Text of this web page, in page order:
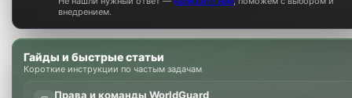
внедрением.
Гайды и быстрые статьи
Короткие инструкции по частым задачам
Права и команды WorldGuard